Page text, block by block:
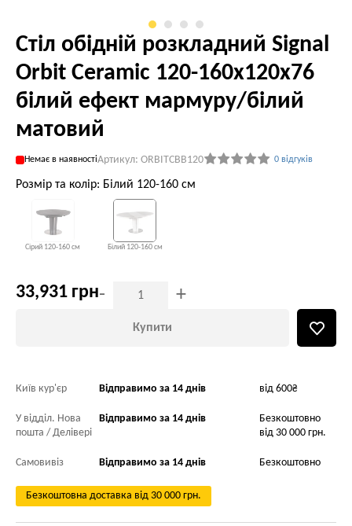
Стіл обідній розкладний Signal
Orbit Ceramic 120-160x120x76
білий ефект мармуру/білий
матовий
Немає в наявностіАртикул: ORBITCBB120 0 відгуків
Розмір та колір: Білий 120-160 см
Сірий 120-160 см Білий 120-160 см
33,931 грн- +
Купити
Київ кур'єр Відправимо за 14 днів від 600₴
У відділ. Нова
пошта / Делівері
Відправимо за 14 днів
Безкоштовно
від 30 000 грн.
Самовивіз Відправимо за 14 днів Безкоштовно
Безкоштовна доставка від 30 000 грн.